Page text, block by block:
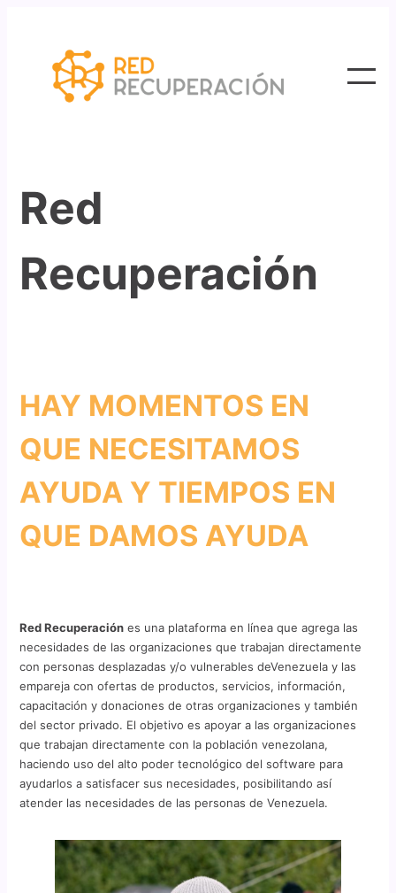
content
Red
Recuperación
HAY MOMENTOS EN
QUE NECESITAMOS
AYUDA Y TIEMPOS EN
QUE DAMOS AYUDA
Red Recuperación es una plataforma en línea que agrega las
necesidades de las organizaciones que trabajan directamente
con personas desplazadas y/o vulnerables deVenezuela y las
empareja con ofertas de productos, servicios, información,
capacitación y donaciones de otras organizaciones y también
del sector privado. El objetivo es apoyar a las organizaciones
que trabajan directamente con la población venezolana,
haciendo uso del alto poder tecnológico del software para
ayudarlos a satisfacer sus necesidades, posibilitando así
atender las necesidades de las personas de Venezuela.